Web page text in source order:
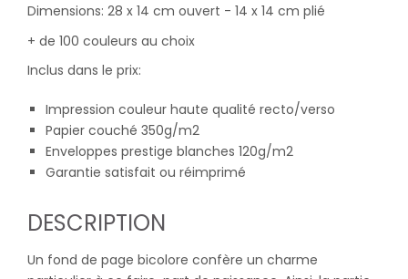
Dimensions: 28 x 14 cm ouvert - 14 x 14 cm plié
+ de 100 couleurs au choix
Inclus dans le prix:
Impression couleur haute qualité recto/verso
Papier couché 350g/m2
Enveloppes prestige blanches 120g/m2
Garantie satisfait ou réimprimé
DESCRIPTION
Un fond de page bicolore confère un charme